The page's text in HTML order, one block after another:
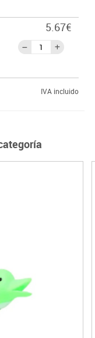
5.67€
IVA incluido